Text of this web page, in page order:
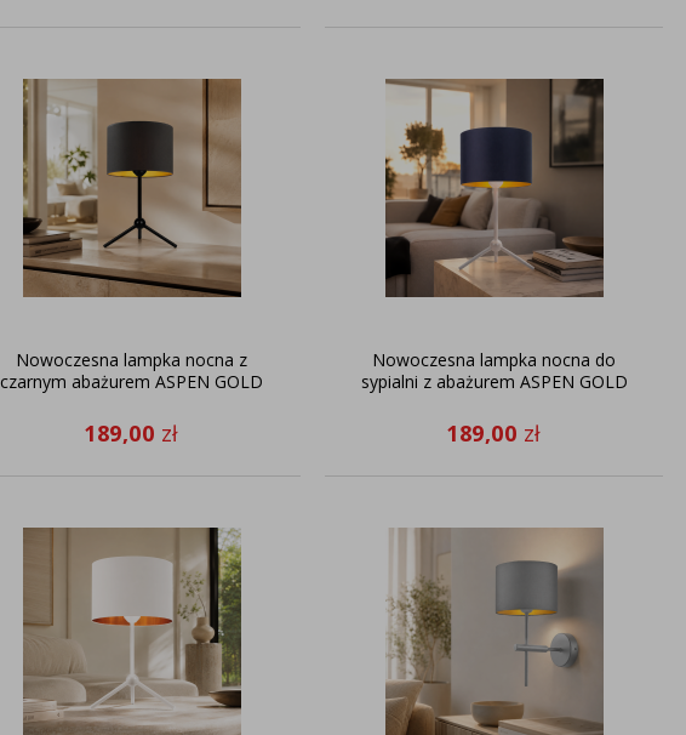
Nowoczesna lampka nocna z
czarnym abażurem ASPEN GOLD
189,00 zł
Nowoczesna lampka nocna do
sypialni z abażurem ASPEN GOLD
189,00 zł